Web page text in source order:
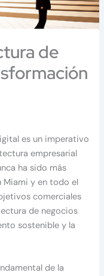
de
es un imperativo
empresarial
ha sido más
Miami y en todo el
comerciales
de negocios
sostenible y la
de la